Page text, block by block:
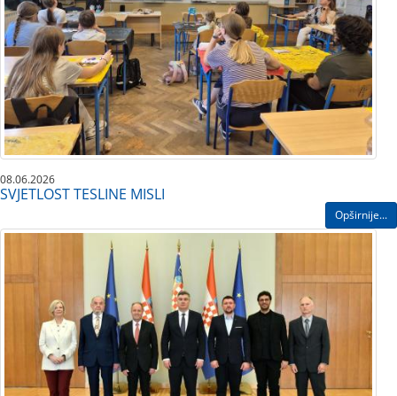
08.06.2026
SVJETLOST TESLINE MISLI
Opširnije...